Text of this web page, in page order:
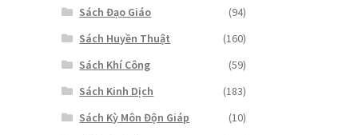
Sách Đạo Giáo
(94)
Sách Huyền Thuật
(160)
Sách Khí Công
(59)
Sách Kinh Dịch
(183)
Sách Kỳ Môn Độn Giáp
(10)